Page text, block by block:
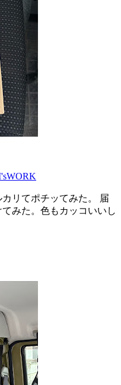
リてポチッてみた。 届
みた。色もカッコいいし